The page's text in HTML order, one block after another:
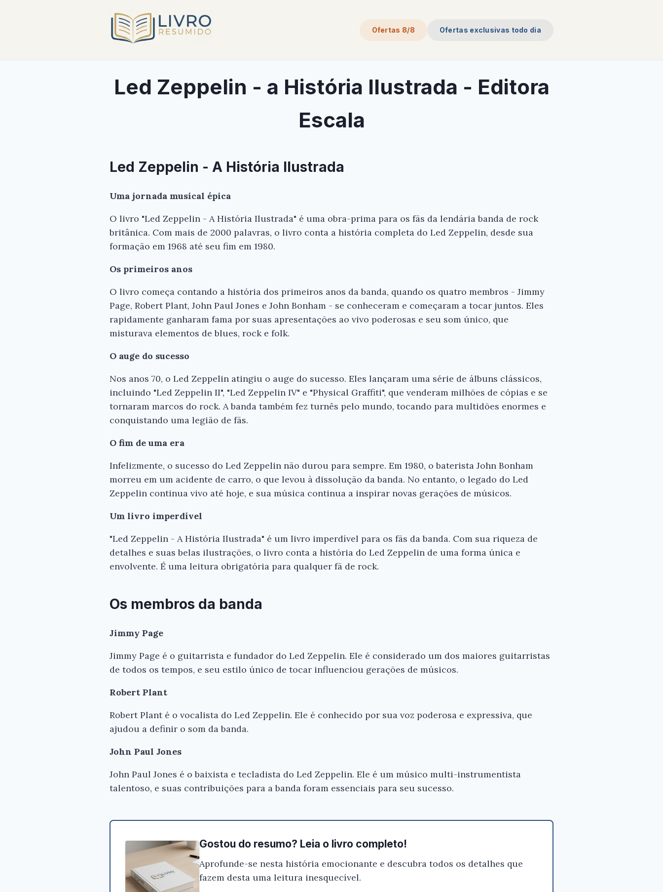
Ofertas 8/8 Ofertas exclusivas todo dia
Led Zeppelin - a História Ilustrada - Editora
Escala
Led Zeppelin - A História Ilustrada
Uma jornada musical épica
O livro "Led Zeppelin - A História Ilustrada" é uma obra-prima para os fãs da lendária banda de rock
britânica. Com mais de 2000 palavras, o livro conta a história completa do Led Zeppelin, desde sua
formação em 1968 até seu fim em 1980.
Os primeiros anos
O livro começa contando a história dos primeiros anos da banda, quando os quatro membros - Jimmy
Page, Robert Plant, John Paul Jones e John Bonham - se conheceram e começaram a tocar juntos. Eles
rapidamente ganharam fama por suas apresentações ao vivo poderosas e seu som único, que
misturava elementos de blues, rock e folk.
O auge do sucesso
Nos anos 70, o Led Zeppelin atingiu o auge do sucesso. Eles lançaram uma série de álbuns clássicos,
incluindo "Led Zeppelin II", "Led Zeppelin IV" e "Physical Graffiti", que venderam milhões de cópias e se
tornaram marcos do rock. A banda também fez turnês pelo mundo, tocando para multidões enormes e
conquistando uma legião de fãs.
O fim de uma era
Infelizmente, o sucesso do Led Zeppelin não durou para sempre. Em 1980, o baterista John Bonham
morreu em um acidente de carro, o que levou à dissolução da banda. No entanto, o legado do Led
Zeppelin continua vivo até hoje, e sua música continua a inspirar novas gerações de músicos.
Um livro imperdível
"Led Zeppelin - A História Ilustrada" é um livro imperdível para os fãs da banda. Com sua riqueza de
detalhes e suas belas ilustrações, o livro conta a história do Led Zeppelin de uma forma única e
envolvente. É uma leitura obrigatória para qualquer fã de rock.
Os membros da banda
Jimmy Page
Jimmy Page é o guitarrista e fundador do Led Zeppelin. Ele é considerado um dos maiores guitarristas
de todos os tempos, e seu estilo único de tocar influenciou gerações de músicos.
Robert Plant
Robert Plant é o vocalista do Led Zeppelin. Ele é conhecido por sua voz poderosa e expressiva, que
ajudou a definir o som da banda.
John Paul Jones
John Paul Jones é o baixista e tecladista do Led Zeppelin. Ele é um músico multi-instrumentista
talentoso, e suas contribuições para a banda foram essenciais para seu sucesso.
Gostou do resumo? Leia o livro completo!
Aprofunde-se nesta história emocionante e descubra todos os detalhes que
fazem desta uma leitura inesquecível.